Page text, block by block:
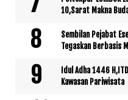
10,Sarat Makna
Sembilan Pejabat
Tegaskan Berbasis
Idul Adha 1446
Kawasan Pariwisata